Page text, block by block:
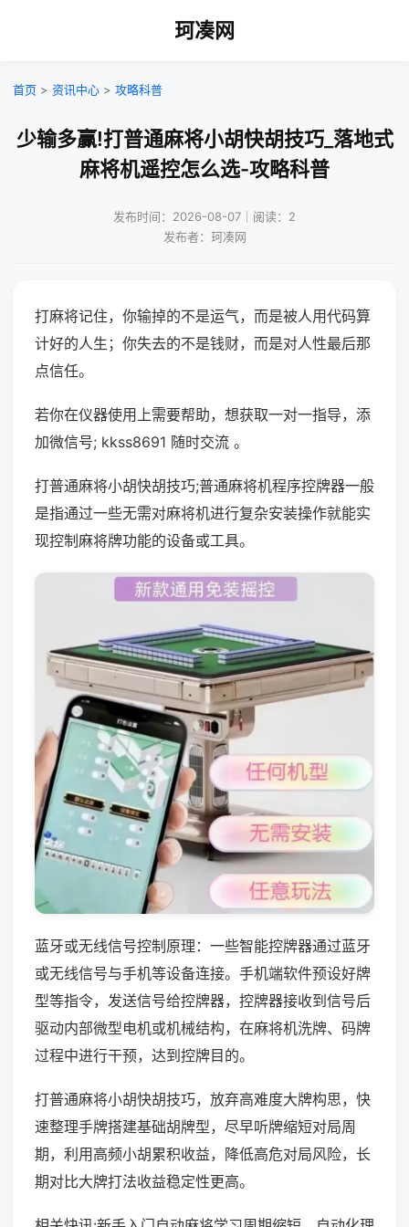
珂凑网
首页 > 资讯中心 > 攻略科普
少输多赢!打普通麻将小胡快胡技巧_落地式
麻将机遥控怎么选-攻略科普
发布时间：2026-08-07｜阅读：2
发布者：珂凑网
打麻将记住，你输掉的不是运气，而是被人用代码算
计好的人生；你失去的不是钱财，而是对人性最后那
点信任。
若你在仪器使用上需要帮助，想获取一对一指导，添
加微信号; kkss8691 随时交流 。
打普通麻将小胡快胡技巧;普通麻将机程序控牌器一般
是指通过一些无需对麻将机进行复杂安装操作就能实
现控制麻将牌功能的设备或工具。
蓝牙或无线信号控制原理：一些智能控牌器通过蓝牙
或无线信号与手机等设备连接。手机端软件预设好牌
型等指令，发送信号给控牌器，控牌器接收到信号后
驱动内部微型电机或机械结构，在麻将机洗牌、码牌
过程中进行干预，达到控牌目的。
打普通麻将小胡快胡技巧，放弃高难度大牌构思，快
速整理手牌搭建基础胡牌型，尽早听牌缩短对局周
期，利用高频小胡累积收益，降低高危对局风险，长
期对比大牌打法收益稳定性更高。